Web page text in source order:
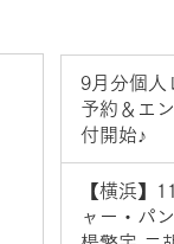
9月分個人
予約＆エ
付開始♪
【横浜】
ャー・パ